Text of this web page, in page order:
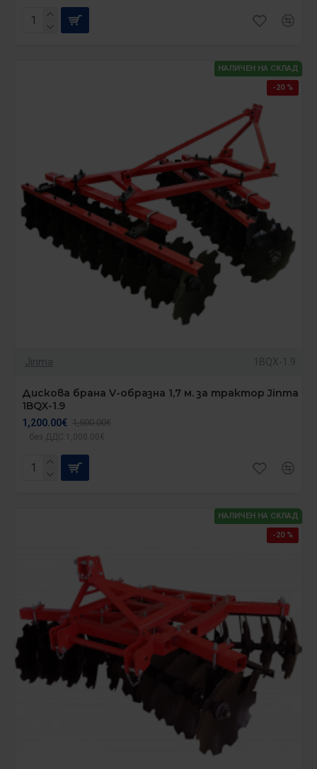
НАЛИЧЕН НА СКЛАД
-20 %
Jinma 1BQX-1.9
Дискова брана V-образна 1,7 м. за трактор Jinma
1BQX-1.9
1,200.00€ 1,500.00€
без ДДС:1,000.00€
НАЛИЧЕН НА СКЛАД
-20 %